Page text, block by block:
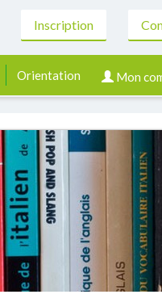
Inscription
Orientation Mon